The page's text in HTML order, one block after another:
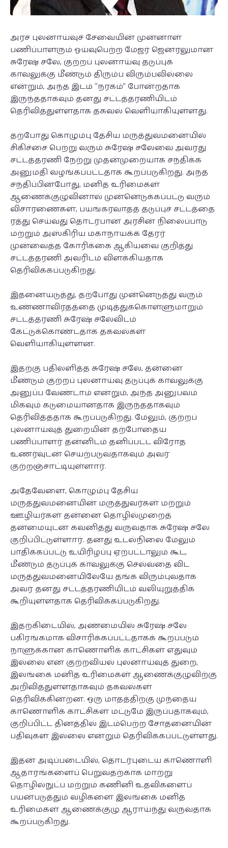
அரச புலனாய்வுச் சேவையின் முன்னாள்
பணிப்பாளரும் ஓய்வுபெற்ற மேஜர் ஜெனரலுமான
சுரேஷ் சலே, குற்றப் புலனாய்வு தடுப்புக்
காவலுக்கு மீண்டும் திரும்ப விரும்பவில்லை
என்றும், அந்த இடம் “நரகம்” போன்றதாக
இருந்ததாகவும் தனது சட்டத்தரணியிடம்
தெரிவித்துள்ளதாக தகவல் வெளியாகியுள்ளது.
தற்போது கொழும்பு தேசிய மருத்துவமனையில்
சிகிச்சை பெற்று வரும் சுரேஷ் சலேவை அவரது
சட்டத்தரணி நேற்று முதன்முறையாக சந்திக்க
அனுமதி வழங்கப்பட்டதாக கூறப்படுகிறது. அந்த
சந்திப்பின்போது, மனித உரிமைகள்
ஆணைக்குழுவினால் முன்னெடுக்கப்பட்டு வரும்
விசாரணைகள், பயங்கரவாதத் தடுப்புச் சட்டத்தை
ரத்து செய்வது தொடர்பான அரசின் நிலைப்பாடு
மற்றும் அஸ்கிரிய மகாநாயக்க தேரர்
முன்வைத்த கோரிக்கை ஆகியவை குறித்து
சட்டத்தரணி அவரிடம் விளக்கியதாக
தெரிவிக்கப்படுகிறது.
இதனையடுத்து, தற்போது முன்னெடுத்து வரும்
உண்ணாவிரதத்தை முடித்துக்கொள்ளுமாறும்
சட்டத்தரணி சுரேஷ் சலேவிடம்
கேட்டுக்கொண்டதாக தகவல்கள்
வெளியாகியுள்ளன.
இதற்கு பதிலளித்த சுரேஷ் சலே, தன்னை
மீண்டும் குற்றப் புலனாய்வு தடுப்புக் காவலுக்கு
அனுப்ப வேண்டாம் என்றும், அந்த அனுபவம்
மிகவும் கடுமையானதாக இருந்ததாகவும்
தெரிவித்ததாக கூறப்படுகிறது. மேலும், குற்றப்
புலனாய்வுத் துறையின் தற்போதைய
பணிப்பாளர் தன்னிடம் தனிப்பட்ட விரோத
உணர்வுடன் செயற்படுவதாகவும் அவர்
குற்றஞ்சாட்டியுள்ளார்.
அதேவேளை, கொழும்பு தேசிய
மருத்துவமனையின் மருத்துவர்கள் மற்றும்
ஊழியர்கள் தன்னை தொழில்முறைத்
தன்மையுடன் கவனித்து வருவதாக சுரேஷ் சலே
குறிப்பிட்டுள்ளார். தனது உடல்நிலை மேலும்
பாதிக்கப்பட்டு உயிரிழப்பு ஏற்பட்டாலும் கூட,
மீண்டும் தடுப்புக் காவலுக்கு செல்வதை விட
மருத்துவமனையிலேயே தங்க விரும்புவதாக
அவர் தனது சட்டத்தரணியிடம் வலியுறுத்திக்
கூறியுள்ளதாக தெரிவிக்கப்படுகிறது.
இதற்கிடையில், அண்மையில் சுரேஷ் சலே
பகிரங்கமாக விசாரிக்கப்பட்டதாகக் கூறப்படும்
நாளுக்கான காணொளிக் காட்சிகள் எதுவும்
இல்லை என குற்றவியல் புலனாய்வுத் துறை,
இலங்கை மனித உரிமைகள் ஆணைக்குழுவிற்கு
அறிவித்துள்ளதாகவும் தகவல்கள்
தெரிவிக்கின்றன. ஒரு மாதத்திற்கு முந்தைய
காணொளிக் காட்சிகள் மட்டுமே இருப்பதாகவும்,
குறிப்பிட்ட தினத்தில் இடம்பெற்ற சோதனையின்
பதிவுகள் இல்லை என்றும் தெரிவிக்கப்பட்டுள்ளது.
இதன் அடிப்படையில், தொடர்புடைய காணொளி
ஆதாரங்களைப் பெறுவதற்காக மாற்று
தொழில்நுட்ப மற்றும் கணினி உதவிகளைப்
பயன்படுத்தும் வழிகளை இலங்கை மனித
உரிமைகள் ஆணைக்குழு ஆராய்ந்து வருவதாக
கூறப்படுகிறது.